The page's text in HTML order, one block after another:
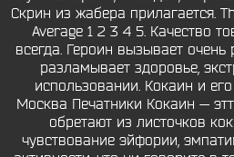
Скрин из жабера прилагается.
Average 1 2 3 4 5. Качество
всегда. Героин вызывает очень
разламывает здоровье,
использовании. Кокаин и
Москва Печатники Кокаин —
обретают из листочков
чувствование эйфории,